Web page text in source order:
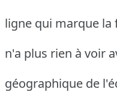
ligne qui marque
n'a plus rien à voir
géographique de